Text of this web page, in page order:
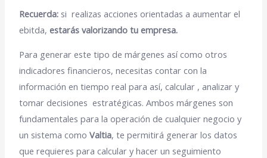
Recuerda: si realizas acciones orientadas a aumentar el
ebitda,estarás valorizando tu empresa.
Para generar este tipo de márgenes así como otros
indicadores financieros, necesitas contar con la
información en tiempo real para así, calcular , analizar y
tomar decisiones estratégicas. Ambos márgenes son
fundamentales para la operación de cualquier negocio y
un sistema comoValtia, te permitirá generar los datos
que requieres para calcular y hacer un seguimiento